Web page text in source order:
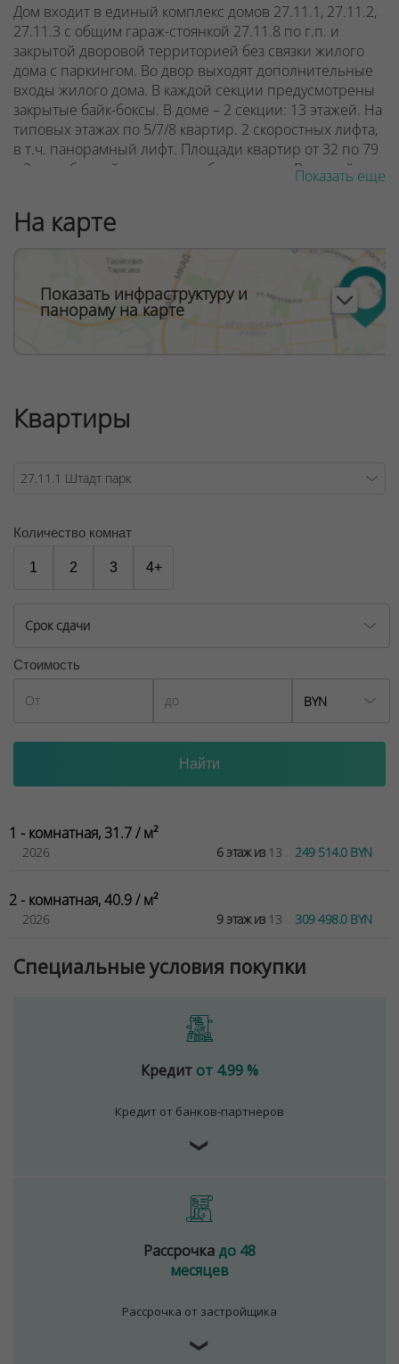
Дом входит в единый комплекс домов 27.11.1, 27.11.2,
27.11.3 с общим гараж-стоянкой 27.11.8 по г.п. и
закрытой дворовой территорией без связки жилого
дома с паркингом. Во двор выходят дополнительные
входы жилого дома. В каждой секции предусмотрены
закрытые байк-боксы. В доме – 2 секции: 13 этажей. На
типовых этажах по 5/7/8 квартир. 2 скоростных лифта,
в т.ч. панорамный лифт. Площади квартир от 32 по 79
м2 в свободной планировке без отделки. В каждой
квартире от 1 до 5 окон от потолка до пола,
панорамное остекление. Балконы со стеклянным
ограждением. Высота потолков 2,72 м, последний этаж
– 3,02 мНа 1 этаже каждой секции: лобби жилого дома,
встроенные коммерческие помещения
общественного назначения.
ООО "Твоя столицаконсалт", УНП 190285638, лицензия
Показать еще
На карте
Показать инфраструктуру и
панораму на карте
Квартиры
Количество комнат
1 2 3 4+
Срок сдачи
Стоимость
BYN
1 - комнатная, 31.7 / м²
2026 6 этаж из13 249 514.0 BYN
2 - комнатная, 40.9 / м²
2026 9 этаж из13 309 498.0 BYN
Специальные условия покупки
Кредит от 4.99 %
Кредит от банков-партнеров
❯
Рассрочкадо 48
месяцев
Рассрочка от застройщика
❯